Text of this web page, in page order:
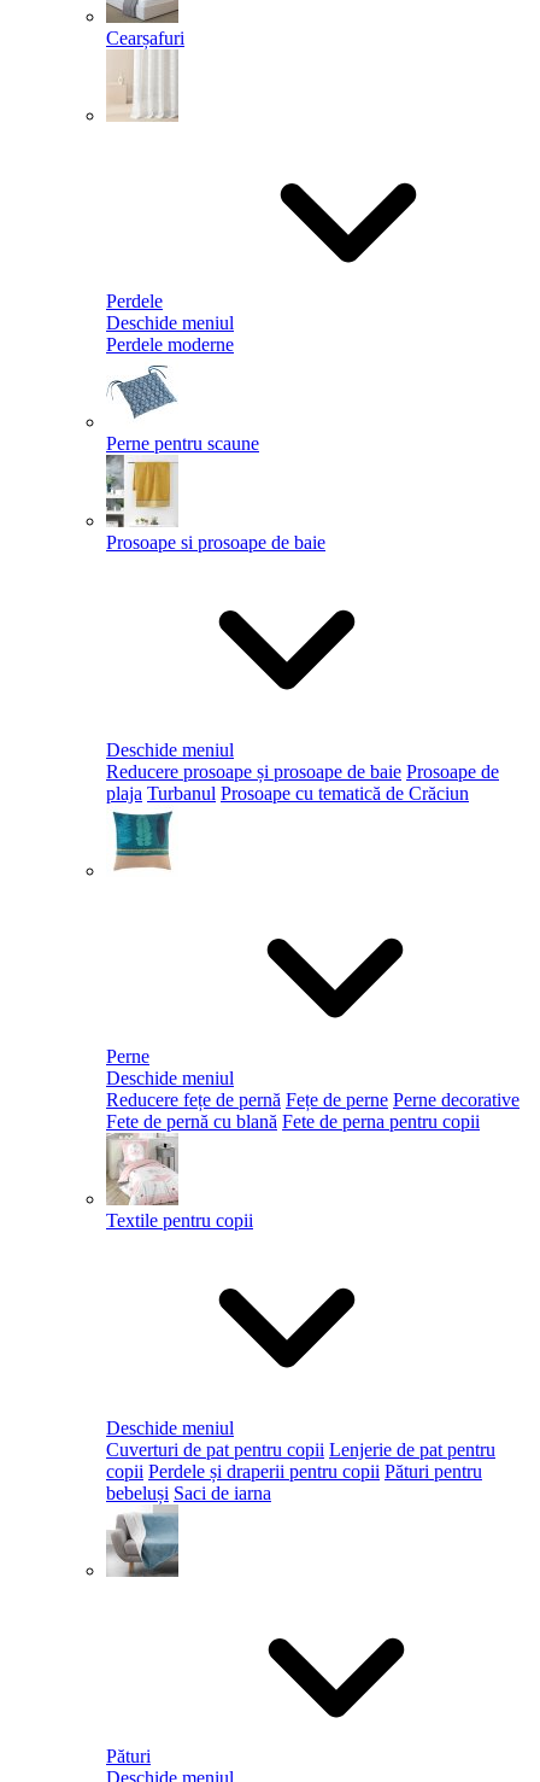
Cearșafuri
Perdele
Deschide meniul
Perdele moderne
Perne pentru scaune
Prosoape si prosoape de baie
Deschide meniul
Reducere prosoape și prosoape de baie Prosoape de
plaja Turbanul Prosoape cu tematică de Crăciun
Perne
Deschide meniul
Reducere fețe de pernă Fețe de perne Perne decorative
Fete de pernă cu blană Fete de perna pentru copii
Textile pentru copii
Deschide meniul
Cuverturi de pat pentru copii Lenjerie de pat pentru
copii Perdele și draperii pentru copii Pături pentru
bebeluși Saci de iarna
Pături
Deschide meniul